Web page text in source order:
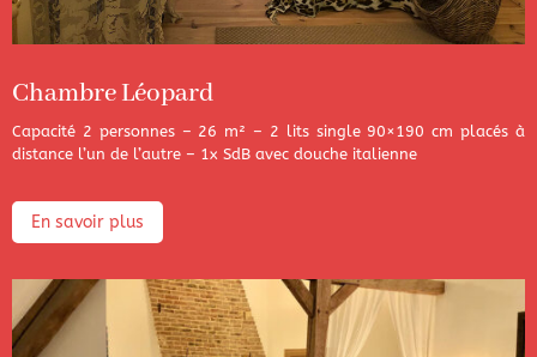
Chambre Léopard
Capacité 2 personnes – 26 m² – 2 lits single 90×190 cm placés à
distance l’un de l’autre – 1x SdB avec douche italienne
En savoir plus